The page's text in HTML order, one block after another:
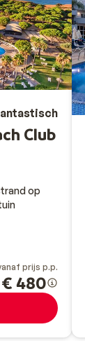
Club
op
prijs p.p.
€ 480